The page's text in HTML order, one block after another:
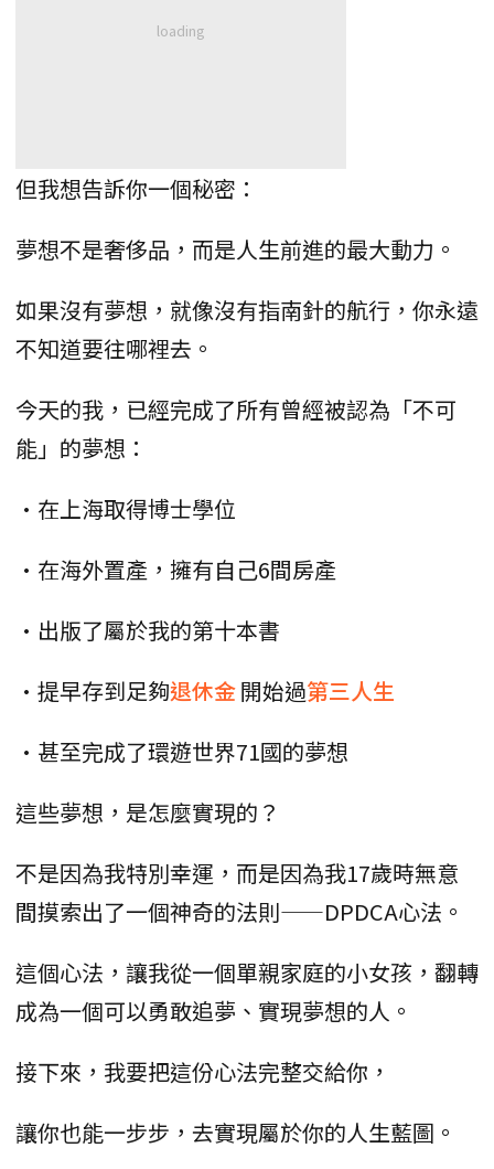
但我想告訴你一個秘密：
夢想不是奢侈品，而是人生前進的最大動力。
如果沒有夢想，就像沒有指南針的航行，你永遠
不知道要往哪裡去。
今天的我，已經完成了所有曾經被認為「不可
能」的夢想：
•在上海取得博士學位
•在海外置產，擁有自己6間房產
•出版了屬於我的第十本書
•提早存到足夠退休金開始過第三人生
•甚至完成了環遊世界71國的夢想
這些夢想，是怎麼實現的？
不是因為我特別幸運，而是因為我17歲時無意
間摸索出了一個神奇的法則——DPDCA心法。
這個心法，讓我從一個單親家庭的小女孩，翻轉
成為一個可以勇敢追夢、實現夢想的人。
接下來，我要把這份心法完整交給你，
讓你也能一步步，去實現屬於你的人生藍圖。